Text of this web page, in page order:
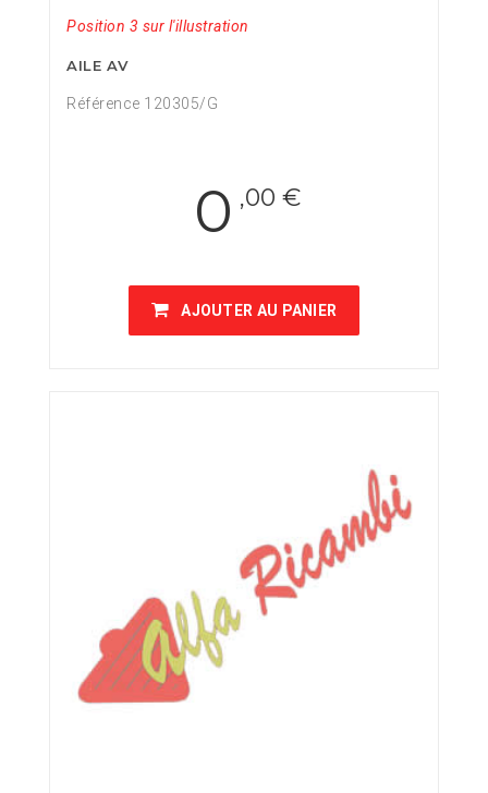
Position 3 sur l'illustration
AILE AV
Référence 120305/G
0 ,00 €
AJOUTER AU PANIER